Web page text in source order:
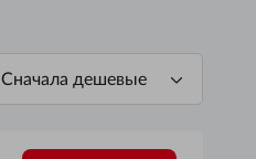
Сначала дешевые